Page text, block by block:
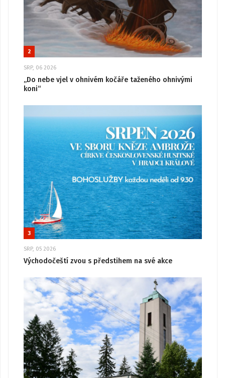
2
SRP, 06 2026
„Do nebe vjel v ohnivém kočáře taženého ohnivými
koni“
3
SRP, 05 2026
Východočeští zvou s předstihem na své akce